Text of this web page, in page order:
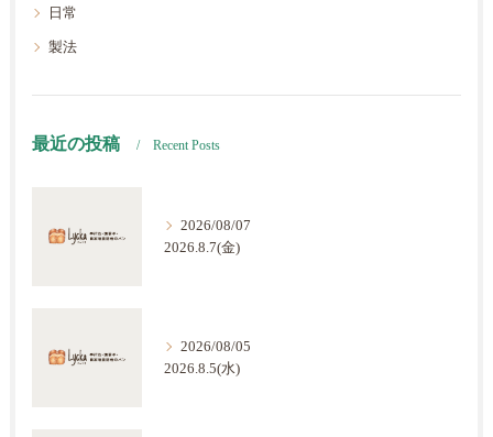
日常
製法
最近の投稿 Recent Posts
2026/08/07
2026.8.7(金)
2026/08/05
2026.8.5(水)